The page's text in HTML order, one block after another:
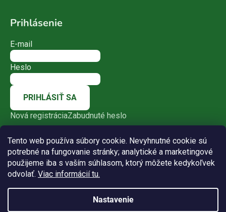
Tento web používa súbory cookie. Nevyhnutné cookie sú
potrebné na fungovanie stránky; analytické a marketingové
použijeme iba s vaším súhlasom, ktorý môžete kedykoľvek
odvolať. Viac informácií tu.
Nastavenie
Prihlásenie
E-mail
Heslo
PRIHLÁSIŤ SA
Nová registráciaZabudnuté heslo